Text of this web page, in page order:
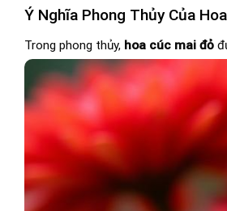
Ý Nghĩa Phong Thủy Của
Trong phong thủy, hoa cúc mai đỏ